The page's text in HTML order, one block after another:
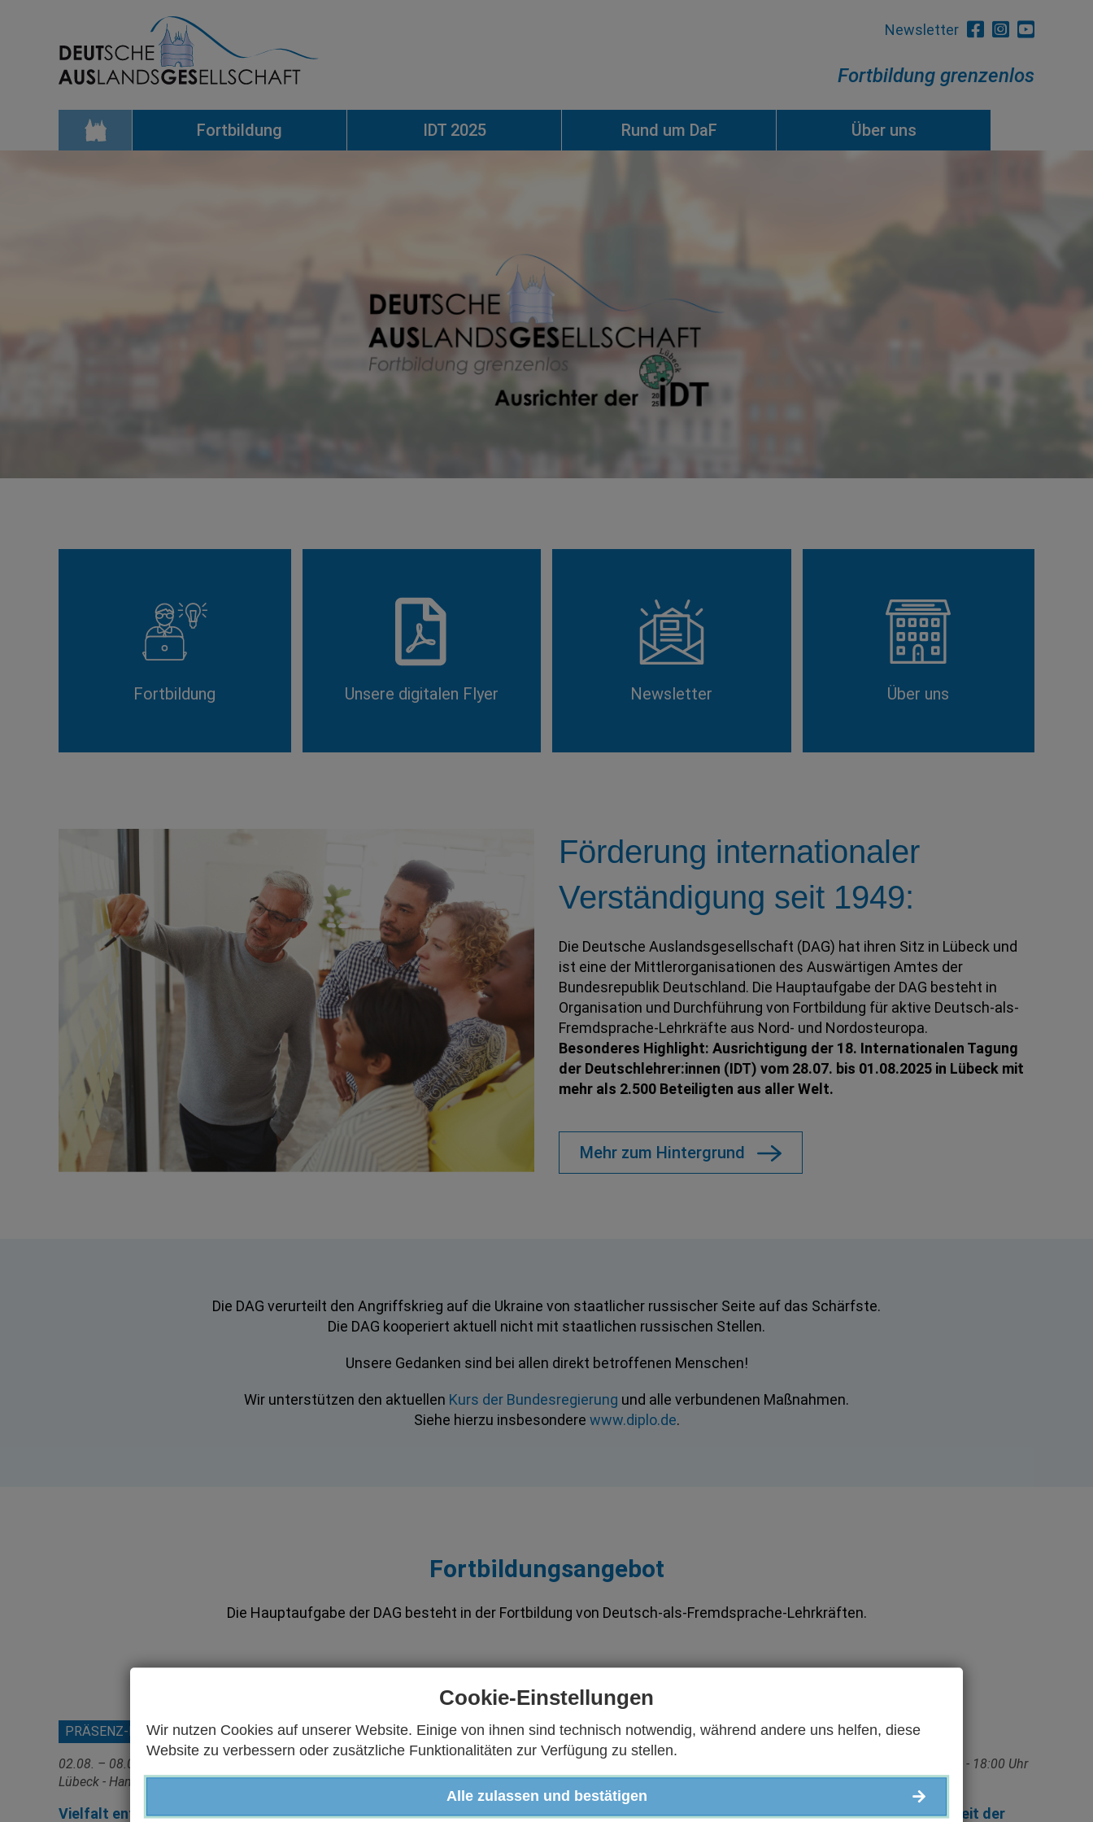
Cookie-Einstellungen
Wir nutzen Cookies auf unserer Website. Einige von ihnen sind technisch notwendig, während andere uns helfen, diese
Website zu verbessern oder zusätzliche Funktionalitäten zur Verfügung zu stellen.
Alle zulassen und bestätigen
Newsletter
Fortbildung grenzenlos
Fortbildung IDT 2025 Rund um DaF Über uns
Fortbildung Unsere digitalen Flyer Newsletter Über uns
Förderung internationaler
Verständigung seit 1949:
Die Deutsche Auslandsgesellschaft (DAG) hat ihren Sitz in Lübeck und
ist eine der Mittlerorganisationen des Auswärtigen Amtes der
Bundesrepublik Deutschland. Die Hauptaufgabe der DAG besteht in
Organisation und Durchführung von Fortbildung für aktive Deutsch-als-
Fremdsprache-Lehrkräfte aus Nord- und Nordosteuropa.
Besonderes Highlight: Ausrichtigung der 18. Internationalen Tagung
der Deutschlehrer:innen (IDT) vom 28.07. bis 01.08.2025 in Lübeck mit
mehr als 2.500 Beteiligten aus aller Welt.
Mehr zum Hintergrund
Die DAG verurteilt den Angriffskrieg auf die Ukraine von staatlicher russischer Seite auf das Schärfste.
Die DAG kooperiert aktuell nicht mit staatlichen russischen Stellen.
Unsere Gedanken sind bei allen direkt betroffenen Menschen!
Wir unterstützen den aktuellen Kurs der Bundesregierung und alle verbundenen Maßnahmen.
Siehe hierzu insbesondere www.diplo.de.
Fortbildungsangebot
Die Hauptaufgabe der DAG besteht in der Fortbildung von Deutsch-als-Fremdsprache-Lehrkräften.
PRÄSENZ-FORTBILDUNG
02.08. – 08.08.2026 / Schwerin -
Lübeck - Hamburg
Vielfalt entdecken und erleben -
SPRECHSTUNDE
(MESZ)
Wöchentliche Sprechzeit der
SPRECHSTUNDE
(MESZ)
Wöchentliche Sprechzeit der
SPRECHSTUNDE
Montag, 24.08.2026, 17:00 - 18:00 Uhr
(MESZ)
Wöchentliche Sprechzeit der